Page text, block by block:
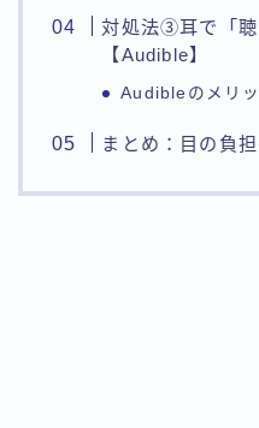
対処法③耳で「聴
【Audible】
Audibleのメリ
まとめ：目の負